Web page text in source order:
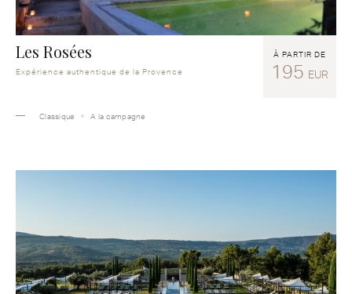
Les Rosées
Expérience authentique de la Provence
À PARTIR DE
195 EUR
Classique A la campagne